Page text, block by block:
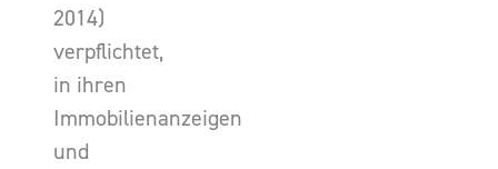
2014)
verpflichtet,
in ihren
Immobilienanzeigen
und